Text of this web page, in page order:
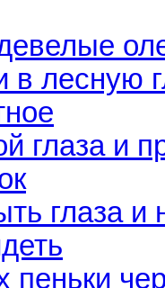
в лесную
глаза и
глаза и
пеньки